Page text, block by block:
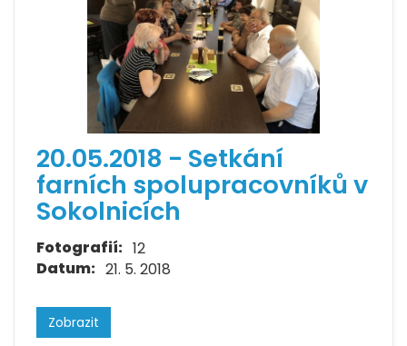
20.05.2018 - Setkání
farních spolupracovníků v
Sokolnicích
Fotografií: 12
Datum: 21. 5. 2018
Zobrazit